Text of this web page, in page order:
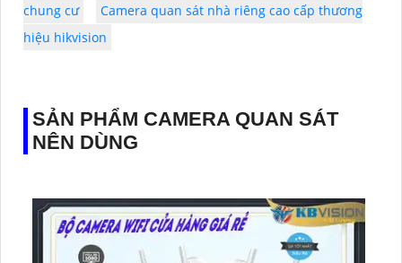
chung cư
Camera quan sát nhà riêng cao cấp thương
hiệu hikvision
SẢN PHẨM CAMERA QUAN SÁT
NÊN DÙNG